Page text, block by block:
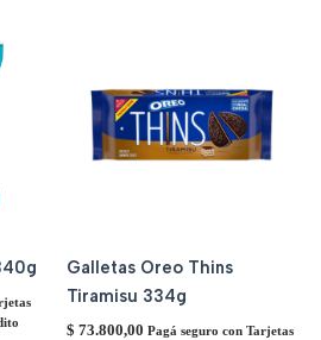
Galletas Oreo Thins
Tiramisu 334g
$ 73.800,00 Pagá seguro con Tarjetas